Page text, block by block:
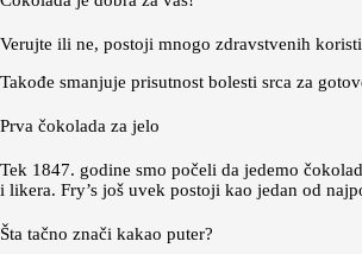
Verujte ili ne, postoji mnogo zdravstvenih
Takođe smanjuje prisutnost bolesti srca za
Prva čokolada za jelo
Tek 1847. godine smo počeli da jedemo
i likera. Fry’s još uvek postoji kao jedan od
Šta tačno znači kakao puter?